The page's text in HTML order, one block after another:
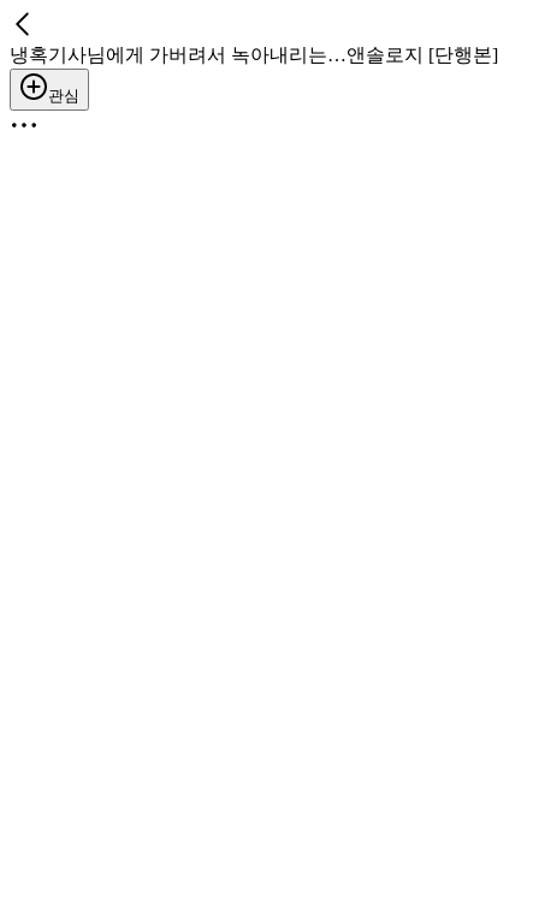
냉혹기사님에게 가버려서 녹아내리는…앤솔로지 [단행본]
관심